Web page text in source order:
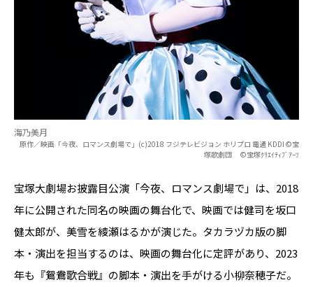
海乃美月
原作／映画「今夜、ロマンス劇場で」(c)2018 フジテレビジョン ホリプロ 電通 KDDI ©宝
塚歌劇団 ©宝塚ｸﾘｴｲﾃｨﾌﾞｱｰﾂ
宝塚大劇場お披露目公演「今夜、ロマンス劇場で」は、2018
年に公開された同名の映画の舞台化で、映画では健司を坂口
健太郎が、美雪を綾瀬はるかが演じた。タカラヅカ版の脚
本・演出を担当するのは、映画の舞台化に定評があり、2023
年も『鴛鴦歌合戦』の脚本・演出を手がける小柳奈穂子だ。